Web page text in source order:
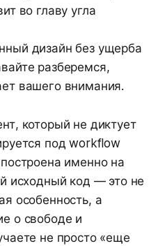
во главу угла
дизайн без ущерба
разберемся,
вашего внимания.
который не диктует
под workflow
именно на
исходный код — это не
особенность, а
о свободе и
не просто «еще